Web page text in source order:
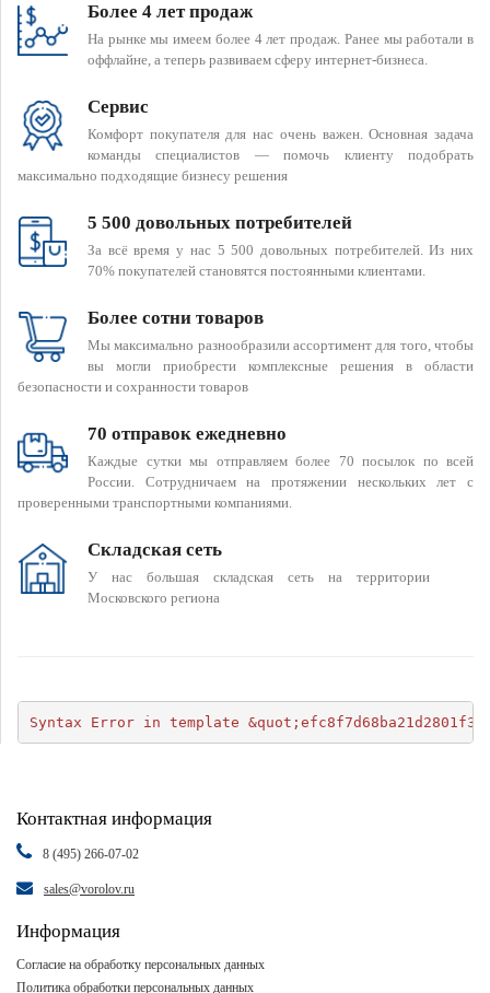
Более 4 лет продаж
На рынке мы имеем более 4 лет продаж. Ранее мы работали в
оффлайне, а теперь развиваем сферу интернет-бизнеса.
Сервис
Комфорт покупателя для нас очень важен. Основная задача
команды специалистов — помочь клиенту подобрать
максимально подходящие бизнесу решения
5 500 довольных потребителей
За всё время у нас 5 500 довольных потребителей. Из них
70% покупателей становятся постоянными клиентами.
Более сотни товаров
Мы максимально разнообразили ассортимент для того, чтобы
вы могли приобрести комплексные решения в области
безопасности и сохранности товаров
70 отправок ежедневно
Каждые сутки мы отправляем более 70 посылок по всей
России. Сотрудничаем на протяжении нескольких лет с
проверенными транспортными компаниями.
Складская сеть
У нас большая складская сеть на территории
Московского региона
Syntax Error in template
Контактная информация
8 (495) 266-07-02
sales@vorolov.ru
Информация
Согласие на обработку персональных данных
Политика обработки персональных данных